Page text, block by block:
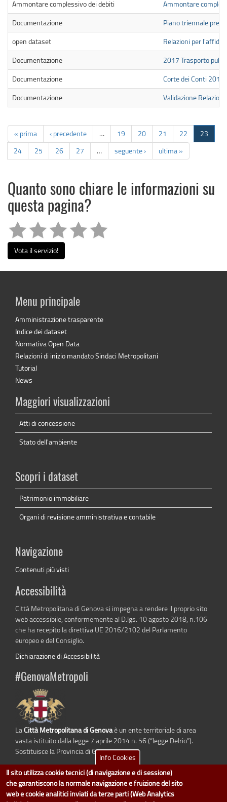
Ammontare complessivo dei debiti
Ammontare
Documentazione
Piano triennale
open dataset
Relazioni per
Documentazione
2017 Trasporto
Documentazione
Corte dei Conti 2018
Documentazione
Validazione
« prima ‹ precedente … 19 20 21 22
23
24
25 26 27 … seguente › ultima »
Quanto sono chiare le informazioni su
questa pagina?
Vota il servizio!
Menu principale
Amministrazione trasparente
Indice dei dataset
Normativa Open Data
Relazioni di inizio mandato Sindaci Metropolitani
Tutorial
News
Maggiori visualizzazioni
Atti di concessione
Stato dell'ambiente
Scopri i dataset
Patrimonio immobiliare
Organi di revisione amministrativa e contabile
Navigazione
Contenuti più visti
Accessibilità
Città Metropolitana di Genova si impegna a rendere il proprio sito
web accessibile, conformemente al D.lgs. 10 agosto 2018, n.106
che ha recepito la direttiva UE 2016/2102 del Parlamento
europeo e del Consiglio.
Dichiarazione di Accessibilità
#GenovaMetropoli
LaCittà Metropolitana di Genovaè un ente territoriale di area
vasta istituito dalla legge 7 aprile 2014 n. 56 (“legge Delrio”).
Sostituisce la Provincia di Genova.
dati.cittametropolitana.genova.itè il progetto "Open Data" della
Info Cookies
Il sito utilizza cookie tecnici (di navigazione e di sessione)
che garantiscono la normale navigazione e fruizione del sito
web e cookie analitici inviati da terze parti (Web Analytics